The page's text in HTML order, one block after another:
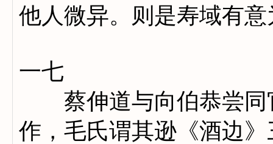
他人微异。则是寿域有
一七
蔡伸道与向伯恭尝同
作，毛氏谓其逊《酒边